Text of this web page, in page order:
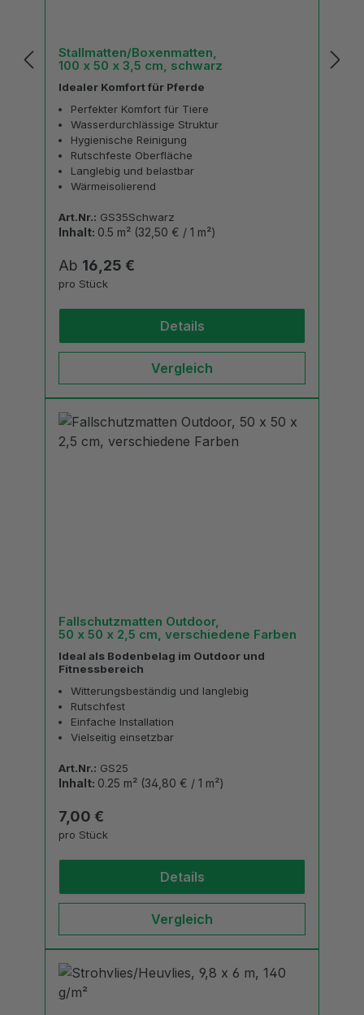
Stallmatten/Boxenmatten,
100 x 50 x 3,5 cm, schwarz
Idealer Komfort für Pferde
Perfekter Komfort für Tiere
Wasserdurchlässige Struktur
Hygienische Reinigung
Rutschfeste Oberfläche
Langlebig und belastbar
Wärmeisolierend
Art.Nr.: GS35Schwarz
Inhalt: 0.5 m² (32,50 € / 1 m²)
Regulärer Preis:
Ab 16,25 €
pro Stück
Details
Vergleich
Fallschutzmatten Outdoor,
50 x 50 x 2,5 cm, verschiedene Farben
Ideal als Bodenbelag im Outdoor und
Fitnessbereich
Witterungsbeständig und langlebig
Rutschfest
Einfache Installation
Vielseitig einsetzbar
Art.Nr.: GS25
Inhalt: 0.25 m² (34,80 € / 1 m²)
Regulärer Preis:
7,00 €
pro Stück
Details
Vergleich